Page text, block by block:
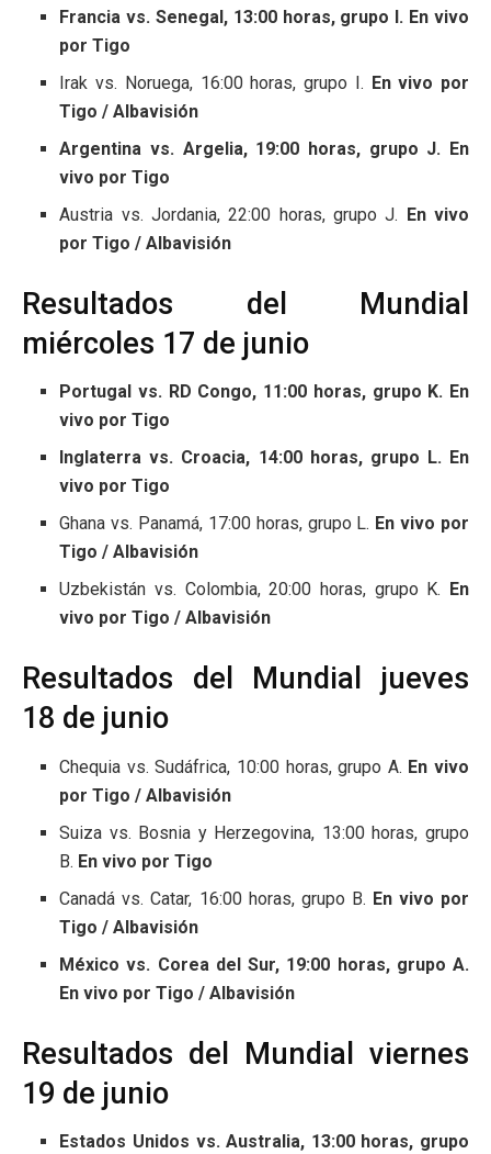
Francia vs. Senegal, 13:00 horas, grupo I. En vivo
por Tigo
Irak vs. Noruega, 16:00 horas, grupo I. En vivo por
Tigo / Albavisión
Argentina vs. Argelia, 19:00 horas, grupo J. En
vivo por Tigo
Austria vs. Jordania, 22:00 horas, grupo J. En vivo
por Tigo / Albavisión
Resultados del Mundial
miércoles 17 de junio
Portugal vs. RD Congo, 11:00 horas, grupo K. En
vivo por Tigo
Inglaterra vs. Croacia, 14:00 horas, grupo L. En
vivo por Tigo
Ghana vs. Panamá, 17:00 horas, grupo L. En vivo por
Tigo / Albavisión
Uzbekistán vs. Colombia, 20:00 horas, grupo K. En
vivo por Tigo / Albavisión
Resultados del Mundial jueves
18 de junio
Chequia vs. Sudáfrica, 10:00 horas, grupo A. En vivo
por Tigo / Albavisión
Suiza vs. Bosnia y Herzegovina, 13:00 horas, grupo
B. En vivo por Tigo
Canadá vs. Catar, 16:00 horas, grupo B. En vivo por
Tigo / Albavisión
México vs. Corea del Sur, 19:00 horas, grupo A.
En vivo por Tigo / Albavisión
Resultados del Mundial viernes
19 de junio
Estados Unidos vs. Australia, 13:00 horas, grupo